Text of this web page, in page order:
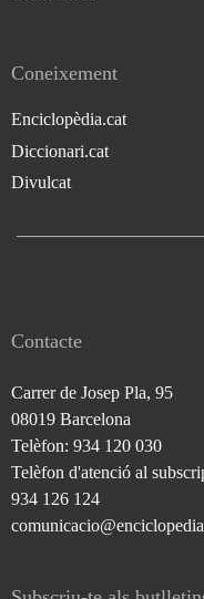
Coneixement
Enciclopèdia.cat
Diccionari.cat
Divulcat
Contacte
Carrer de Josep Pla, 95
08019 Barcelona
Telèfon: 934 120 030
Telèfon d'atenció al
934 126 124